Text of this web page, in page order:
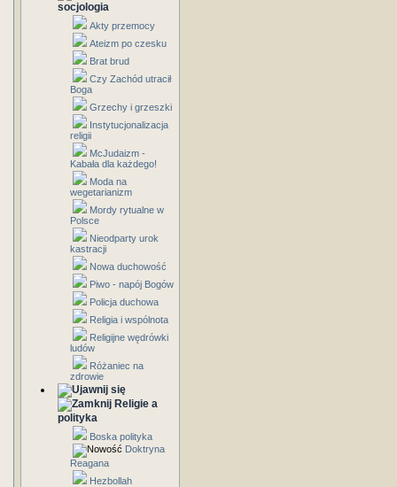
socjologia
Akty przemocy
Ateizm po czesku
Brat brud
Czy Zachód utracił
Boga
Grzechy i grzeszki
Instytucjonalizacja
religii
McJudaizm -
Kabała dla każdego!
Moda na
wegetarianizm
Mordy rytualne w
Polsce
Nieodparty urok
kastracji
Nowa duchowość
Piwo - napój Bogów
Policja duchowa
Religia i wspólnota
Religijne wędrówki
ludów
Różaniec na
zdrowie
Religie a
polityka
Boska polityka
Doktryna
Reagana
Hezbollah